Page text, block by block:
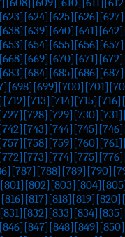
[623] [624] [625] [626] [627]
[638] [639] [640] [641] [642]
[653] [654] [655] [656] [657]
[668] [669] [670] [671] [672]
[683] [684] [685] [686] [687]
[698] [699] [700] [701]
[712] [713] [714] [715] [716]
[727] [728] [729] [730] [731]
[742] [743] [744] [745] [746]
[757] [758] [759] [760] [761]
[772] [773] [774] [775] [776]
[787] [788] [789] [790]
[801] [802] [803] [804]
[816] [817] [818] [819] [820]
[831] [832] [833] [834] [835]
[846] [847] [848] [849] [850]